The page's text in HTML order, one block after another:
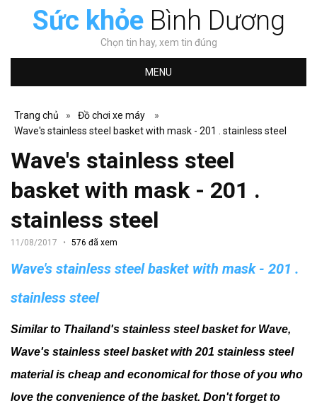
Sức khỏeBình Dương
Chọn tin hay, xem tin đúng
MENU
Trang chủ » Đồ chơi xe máy
»
Wave's stainless steel basket with mask - 201 . stainless steel
Wave's stainless steel
basket with mask - 201 .
stainless steel
11/08/2017 576 đã xem
Wave's stainless steel basket with mask - 201 .
stainless steel
Similar to Thailand's stainless steel basket for Wave,
Wave's stainless steel basket with 201 stainless steel
material is cheap and economical for those of you who
love the convenience of the basket. Don't forget to